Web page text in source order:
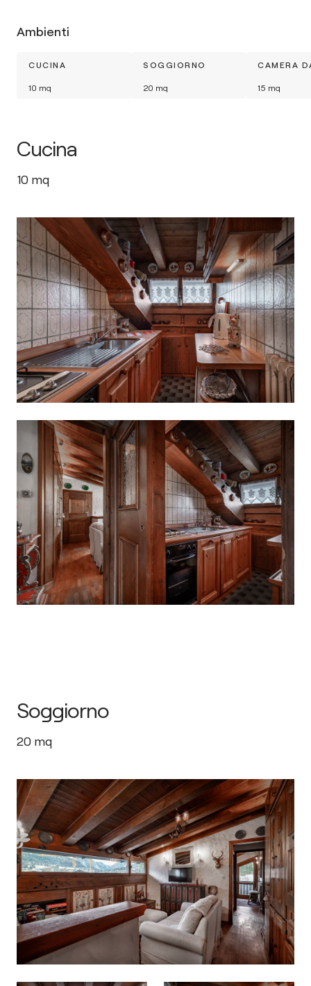
Ambienti
CUCINA
10 mq
SOGGIORNO
20 mq
CAMERA
15 mq
Cucina
10 mq
Soggiorno
20 mq